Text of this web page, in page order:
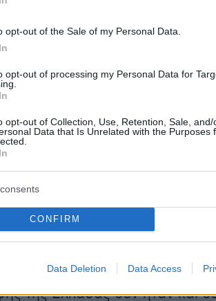
opt-out of the Sale of my Personal Data.
opt-out of processing my Personal Data for
opt-out of Collection, Use, Retention, Sale, and/
Data that Is Unrelated with the Purposes
CONFIRM
Data Deletion Data Access
πολιτικών.
που αναμένεται να έχει
κ. Τραμπ, όπως και αρκετοί
πάντως ότι οι
τέτοιο βάθος που δεν είναι
Κι αυτό γιατί η Ελλάδα είναι
«χάρτη» ως μια «άγκυρα
Μεσόγειο. Και μπορεί ο
θεώρηση για το ΝΑΤΟ, το
όμως πορεύεται με βασικές
εξηγεί αρμόδια πηγή στο
της Ελλάδας δεν ήταν και